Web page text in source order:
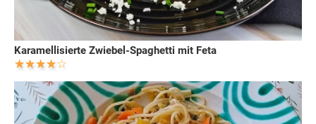
Karamellisierte Zwiebel-Spaghetti mit Feta